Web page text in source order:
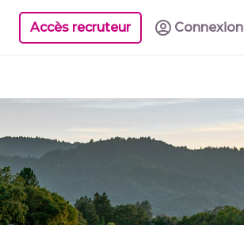
Accès recruteur Connexion